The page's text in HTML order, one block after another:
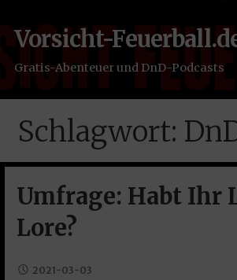
Inhalt
springen
Vorsicht-
Gratis-Abenteuer und DnD-Podcasts
Schlagwort:
Umfrage: Habt Ihr
Lore?
2021-03-03